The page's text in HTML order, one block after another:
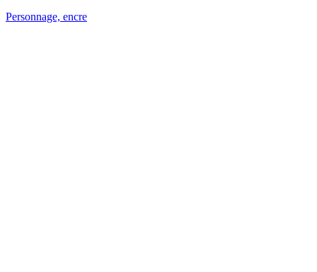
Personnage, encre